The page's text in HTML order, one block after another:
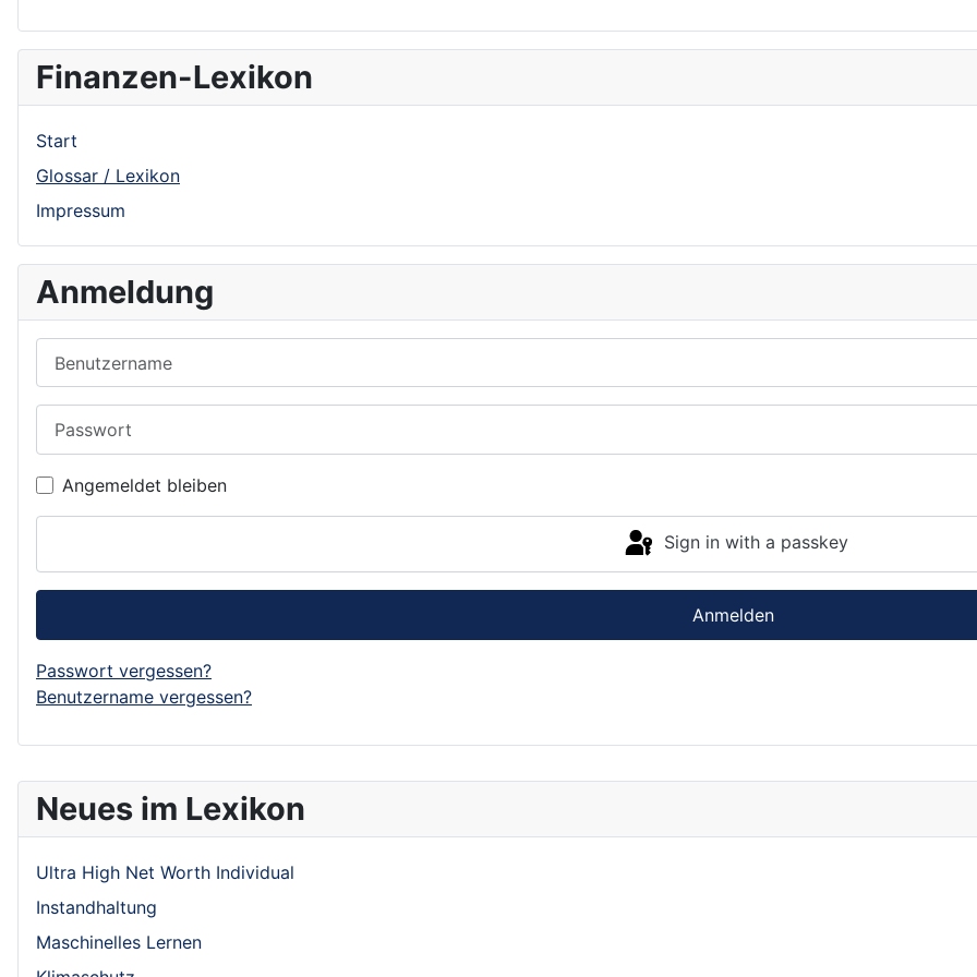
Neues im Lexikon
Ultra High Net Worth Individual
Instandhaltung
Maschinelles Lernen
Finanzen-Lexikon
Start
Glossar / Lexikon
Impressum
Anmeldung
Angemeldet bleiben
Sign in with a passkey
Anmelden
Passwort vergessen?
Benutzername vergessen?